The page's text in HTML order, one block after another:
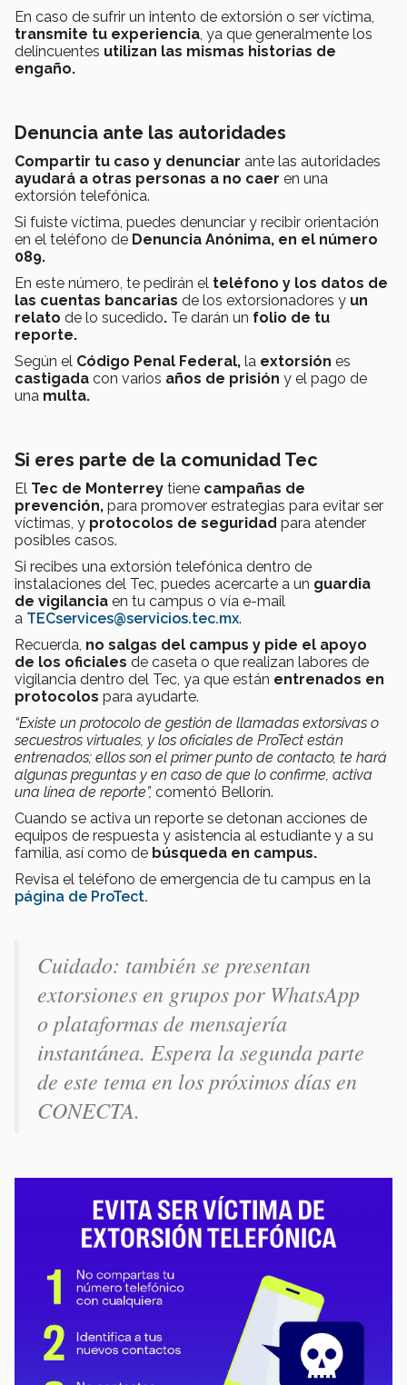
En caso de sufrir un intento de extorsión o ser víctima,
transmite tu experiencia , ya que generalmente los
delincuentes utilizan las mismas historias de
engaño.
Denuncia ante las autoridades
Compartir tu caso y denunciar ante las autoridades
ayudará a otras personas a no caer en una
extorsión telefónica.
Si fuiste víctima, puedes denunciar y recibir orientación
en el teléfono de Denuncia Anónima, en el número
089.
En este número, te pedirán el teléfono y los datos de
las cuentas bancarias de los extorsionadores y un
relato de lo sucedido. Te darán un folio de tu
reporte.
Según el Código Penal Federal, la extorsión es
castigada con varios años de prisión y el pago de
una multa.
Si eres parte de la comunidad Tec
El Tec de Monterrey tiene campañas de
prevención, para promover estrategias para evitar ser
víctimas, y protocolos de seguridad para atender
posibles casos.
Si recibes una extorsión telefónica dentro de
instalaciones del Tec, puedes acercarte a un guardia
de vigilancia en tu campus o vía e-mail
a TECservices@servicios.tec.mx.
Recuerda, no salgas del campus y pide el apoyo
de los oficiales de caseta o que realizan labores de
vigilancia dentro del Tec, ya que están entrenados en
protocolos para ayudarte.
“Existe un protocolo de gestión de llamadas extorsivas o
secuestros virtuales, y los oficiales de ProTect están
entrenados; ellos son el primer punto de contacto, te hará
algunas preguntas y en caso de que lo confirme, activa
una línea de reporte”, comentó Bellorín.
Cuando se activa un reporte se detonan acciones de
equipos de respuesta y asistencia al estudiante y a su
familia, así como de búsqueda en campus.
Revisa el teléfono de emergencia de tu campus en la
página de ProTect.
Cuidado: también se presentan
extorsiones en grupos por WhatsApp
o plataformas de mensajería
instantánea. Espera la segunda parte
de este tema en los próximos días en
CONECTA.